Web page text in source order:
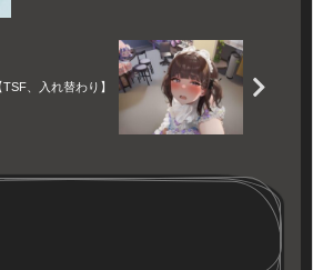
、入れ替わり】